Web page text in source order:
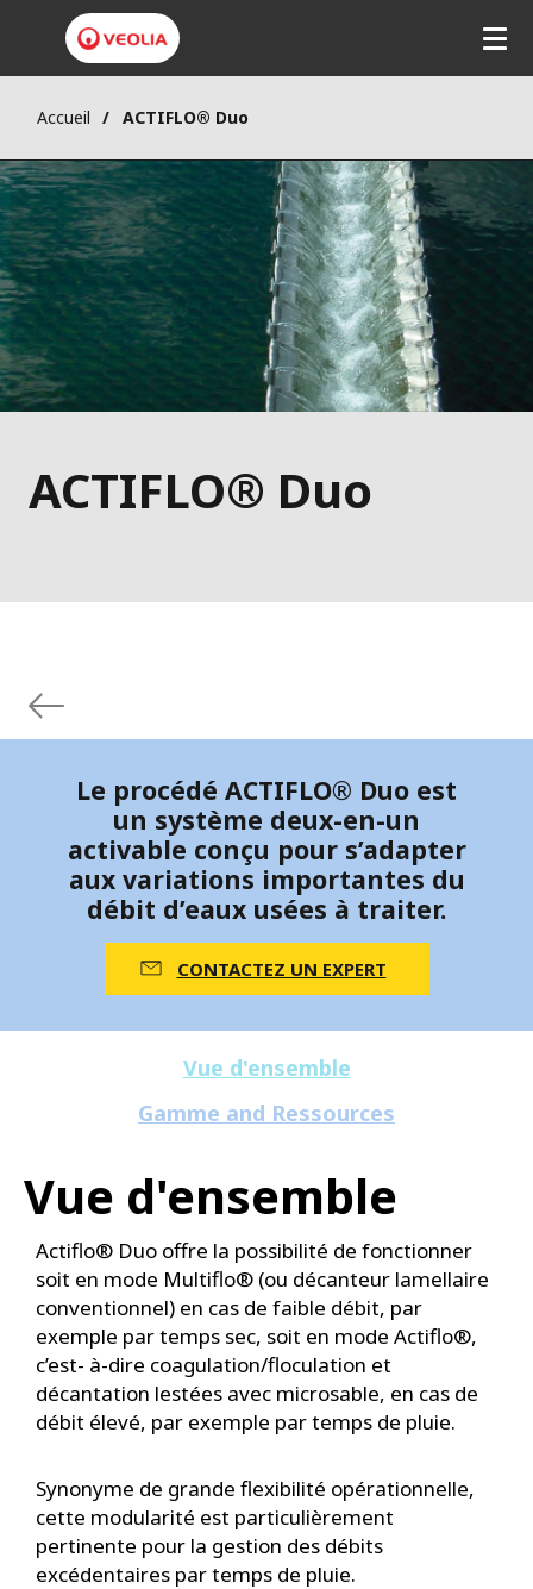
Accueil ACTIFLO® Duo
ACTIFLO® Duo
Le procédé ACTIFLO® Duo est
un système deux-en-un
activable conçu pour s’adapter
aux variations importantes du
débit d’eaux usées à traiter.
CONTACTEZ UN EXPERT
Vue d'ensemble
Gamme and Ressources
Vue d'ensemble
Actiflo® Duo offre la possibilité de fonctionner
soit en mode Multiflo® (ou décanteur lamellaire
conventionnel) en cas de faible débit, par
exemple par temps sec, soit en mode Actiflo®,
c’est- à-dire coagulation/floculation et
décantation lestées avec microsable, en cas de
débit élevé, par exemple par temps de pluie.
Synonyme de grande flexibilité opérationnelle,
cette modularité est particulièrement
pertinente pour la gestion des débits
excédentaires par temps de pluie.